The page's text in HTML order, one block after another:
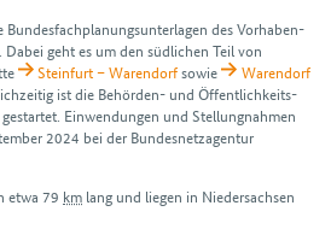
Bundes­fach­planungs­unterlagen des Vorhaben­
geht es um den südlichen Teil von
Steinfurt – Warendorfsowie
Warendorf
ist die Behörden- und Öffentlichkeits­
Einwendungen und Stellung­nahmen
2024 bei der Bundes­netz­agentur
etwa 79 km lang und liegen in Nieder­sachsen